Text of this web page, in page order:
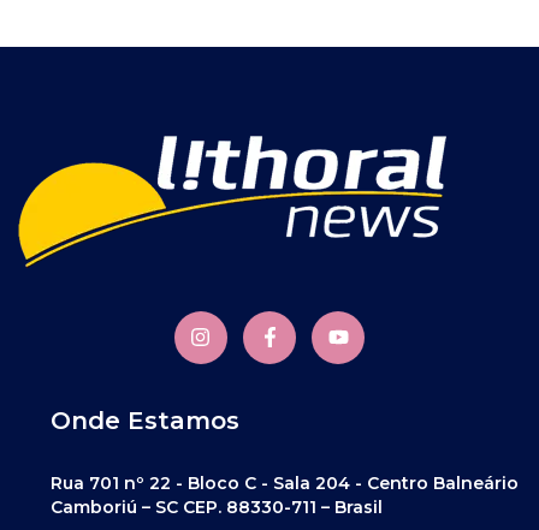
Onde Estamos
Rua 701 nº 22 - Bloco C - Sala 204 - Centro Balneário
Camboriú – SC CEP. 88330-711 – Brasil